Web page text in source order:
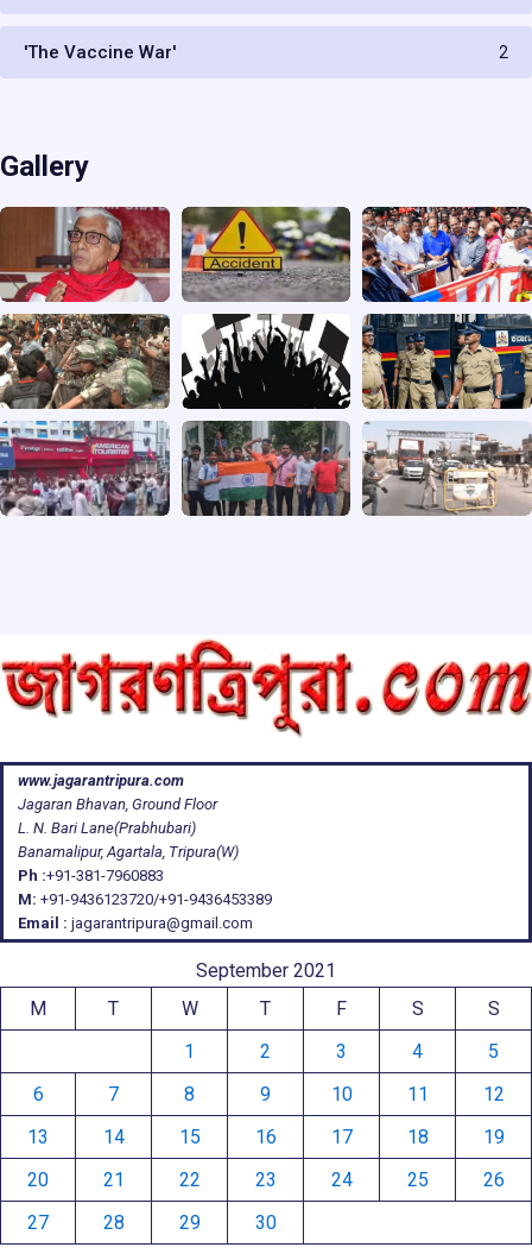
'The Vaccine War' 2
Gallery
www.jagarantripura.com
Jagaran Bhavan, Ground Floor
L. N. Bari Lane(Prabhubari)
Banamalipur, Agartala, Tripura(W)
Ph :+91-381-7960883
M: +91-9436123720/+91-9436453389
Email : jagarantripura@gmail.com
September 2021
M
T W T F S
S
1
2 3 4
5
6
7 8 9 10 11
12
13
14 15 16 17 18
19
20
21 22 23 24 25
26
27
28 29 30